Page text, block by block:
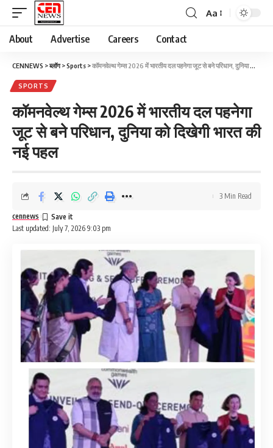
Aa
About Advertise Careers Contact
CENNEWS >ब्लॉग>Sports >कॉमनवेल्थ गेम्स 2026 में भारतीय दल पहनेगा जूट से बने परिधान, दुनिया को दिखेगी भारत की नई पहल
SPORTS
कॉमनवेल्थ गेम्स 2026 में भारतीय दल पहनेगा
जूट से बने परिधान, दुनिया को दिखेगी भारत की
नई पहल
Last updated: July 7, 2026 9:03 pm
cennews
3 Min Read